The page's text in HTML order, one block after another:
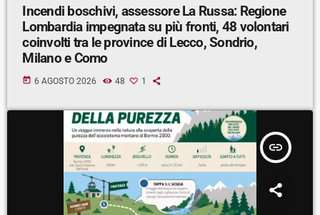
Incendi boschivi, assessore La Russa: Regione
Lombardia impegnata su più fronti, 48 volontari
coinvolti tra le province di Lecco, Sondrio,
Milano e Como
today 6 AGOSTO 2026 48 1
insert_link